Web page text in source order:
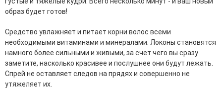
Кремы для лица
Лосьоны, тоники и мисты для лица
Масла для лица
Мицеллярная вода
Молочко и сливки для лица
Наборы для ухода за лицом
Пенки и муссы для лица
Скрабы, пилинги и гоммажи для лица
образ будет готов!
Средство увлажняет и питает корни волос всеми
необходимыми витаминами и минералами. Локоны становятся
намного более сильными и живыми, за счет чего вы сразу
заметите, насколько красивее и послушнее они будут лежать.
Спрей не оставляет следов на прядях и совершенно не
утяжеляет их.